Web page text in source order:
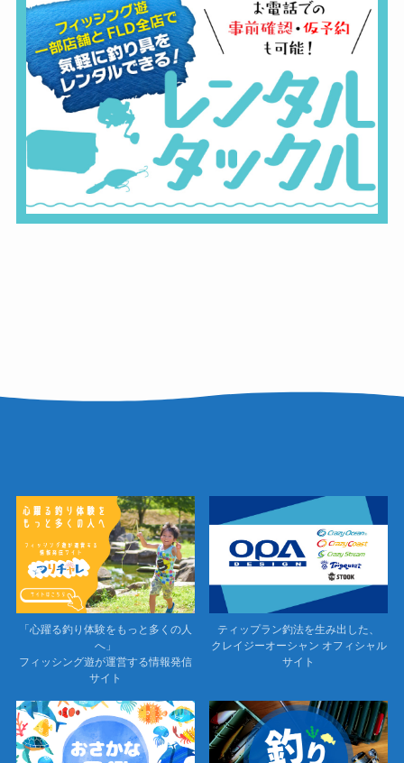
「心躍る釣り体験をもっと多くの人
へ」
フィッシング遊が運営する情報発信
サイト
ティップラン釣法を生み出した、
クレイジーオーシャン オフィシャル
サイト